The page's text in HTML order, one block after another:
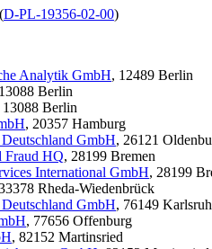
D-PL-19356-02-00)
Analytik GmbH, 12489 Berlin
Berlin
13088 Berlin
, 20357 Hamburg
GmbH, 26121
Fraud HQ, 28199 Bremen
International GmbH, 28199
Rheda-Wiedenbrück
GmbH, 76149
, 77656 Offenburg
, 82152 Martinsried